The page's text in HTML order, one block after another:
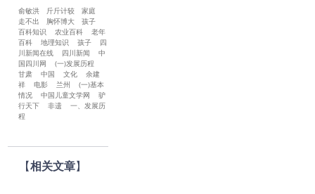
俞敏洪 斤斤计较
家庭
走不出
胸怀博大
孩子
百科知识
农业百科
老年
百科
地理知识 孩子
四
川新闻在线
四川新闻
中
国四川网
(一)发展历程
甘肃
中国 文化
余建
祥
电影 兰州
(一)基本
情况
中国儿童文学网
驴
行天下
非遗
一、发展历
程
【相关文章】